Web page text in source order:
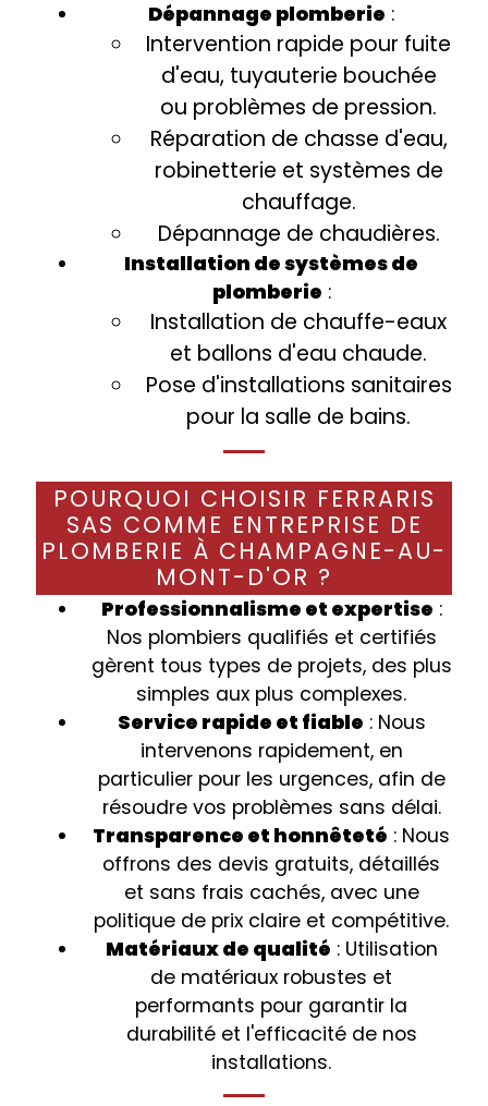
Dépannage plomberie :
Intervention rapide pour fuite
d'eau, tuyauterie bouchée
ou problèmes de pression.
Réparation de chasse d'eau,
robinetterie et systèmes de
chauffage.
Dépannage de chaudières.
Installation de systèmes de
plomberie :
Installation de chauffe-eaux
et ballons d'eau chaude.
Pose d'installations sanitaires
pour la salle de bains.
POURQUOI CHOISIR FERRARIS
SAS COMME ENTREPRISE DE
PLOMBERIE À CHAMPAGNE-AU-
MONT-D'OR ?
Professionnalisme et expertise :
Nos plombiers qualifiés et certifiés
gèrent tous types de projets, des plus
simples aux plus complexes.
Service rapide et fiable : Nous
intervenons rapidement, en
particulier pour les urgences, afin de
résoudre vos problèmes sans délai.
Transparence et honnêteté : Nous
offrons des devis gratuits, détaillés
et sans frais cachés, avec une
politique de prix claire et compétitive.
Matériaux de qualité : Utilisation
de matériaux robustes et
performants pour garantir la
durabilité et l'efficacité de nos
installations.